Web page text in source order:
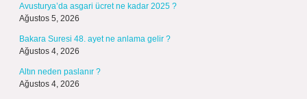
Avusturya’da asgari ücret ne kadar 2025 ?
Ağustos 5, 2026
Bakara Suresi 48. ayet ne anlama gelir ?
Ağustos 4, 2026
Altın neden paslanır ?
Ağustos 4, 2026